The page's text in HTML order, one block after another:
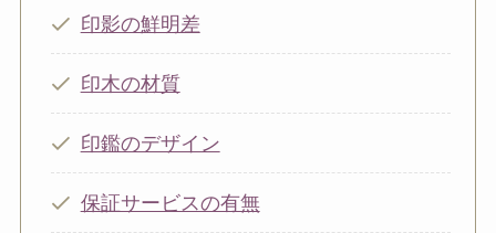
印影の鮮明差
印木の材質
印鑑のデザイン
保証サービスの有無